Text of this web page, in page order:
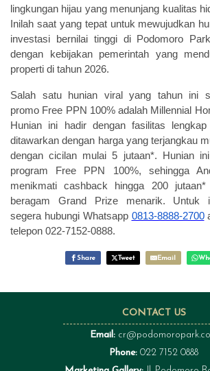
lingkungan hijau yang menunjang kualitas
Inilah saat yang tepat untuk mewujudkan
investasi bernilai tinggi di Podomoro
dengan kebijakan pemerintah yang
properti di tahun 2026.
Salah satu hunian viral yang tahun ini
promo Free PPN 100% adalah Millennial
Hunian ini hadir dengan fasilitas
ditawarkan dengan harga yang terjangkau
dengancicilan mulai 5 jutaan*. Hunian
program Free PPN 100%, sehingga
menikmati cashback hingga 200 jutaan*
beragam Grand Prize menarik. Untuk
segera hubungi Whatsapp 0813-8888-2700
telepon 022-7152-0888.
Share Tweet Email
CONTACT US
Email:
Phone: 022 7152 0888